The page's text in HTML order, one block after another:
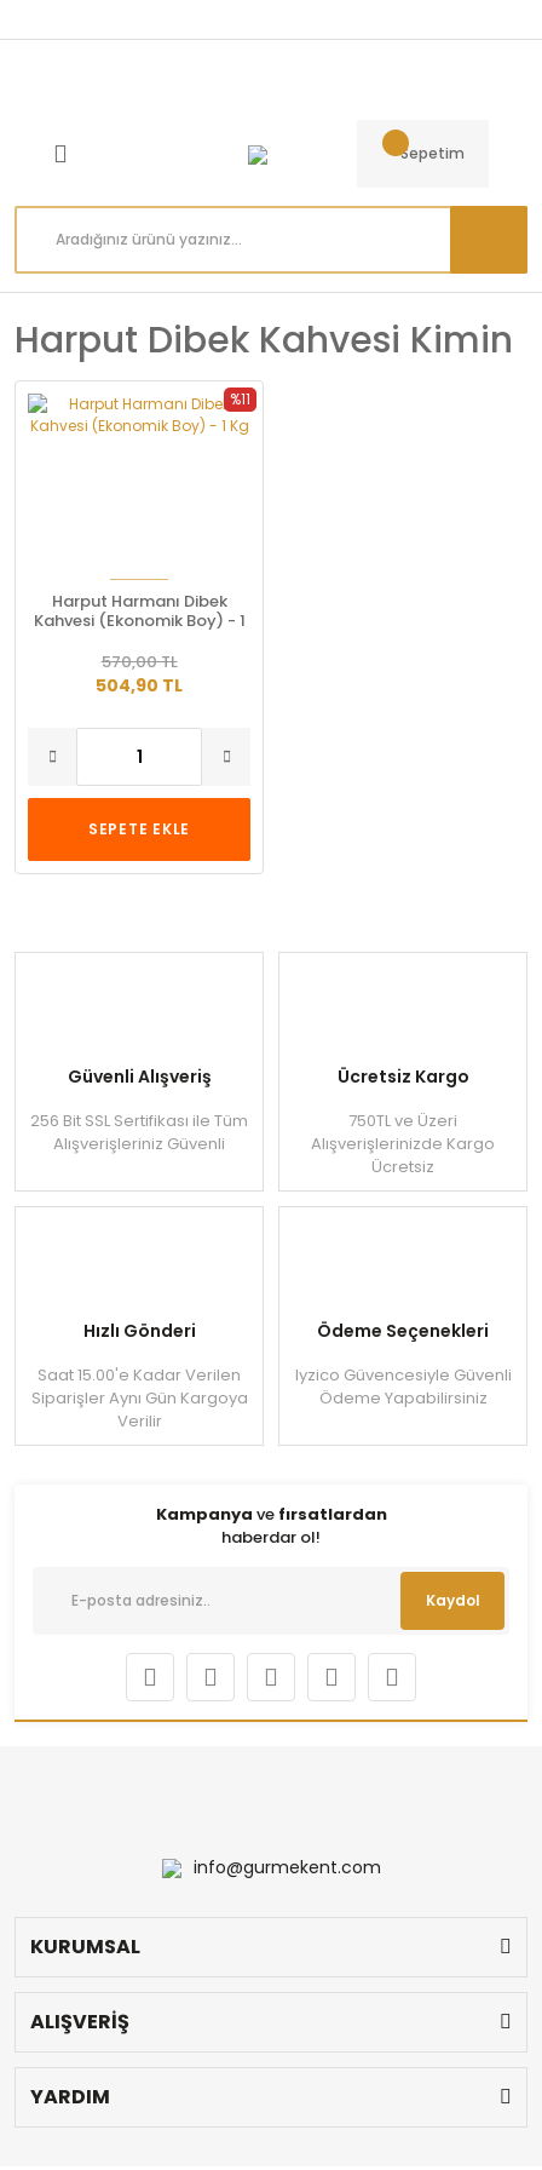
Sepetim
Harput Dibek Kahvesi Kimin
%11
Harput Harmanı Dibek
Kahvesi (Ekonomik Boy) - 1
504,90 TL
570,00 TL
SEPETE EKLE
Güvenli Alışveriş
256 Bit SSL Sertifikası ile Tüm
Alışverişleriniz Güvenli
Ücretsiz Kargo
750TL ve Üzeri
Alışverişlerinizde Kargo
Ücretsiz
Hızlı Gönderi
Saat 15.00'e Kadar Verilen
Siparişler Aynı Gün Kargoya
Verilir
Ödeme Seçenekleri
Iyzico Güvencesiyle Güvenli
Ödeme Yapabilirsiniz
Kampanya ve fırsatlardan
haberdar ol!
Kaydol
info@gurmekent.com
KURUMSAL
ALIŞVERİŞ
YARDIM